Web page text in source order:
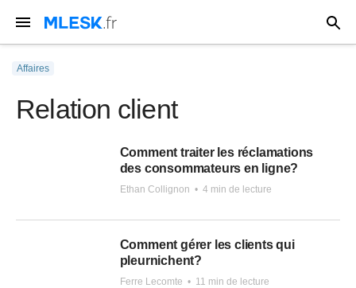
Affaires
Relation client
Comment traiter les réclamations
des consommateurs en ligne?
Ethan Collignon • 4 min de lecture
Comment gérer les clients qui
pleurnichent?
Ferre Lecomte • 11 min de lecture